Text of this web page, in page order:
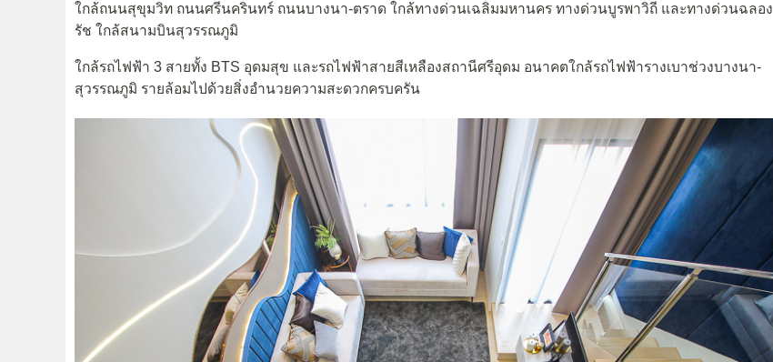
ใกล้ถนนสุขุมวิท ถนนศรีนครินทร์ ถนนบางนา-ตราด ใกล้ทางด่วนเฉลิมมหานคร ทางด่วนบูรพาวิถี และทางด่วนฉลอง
รัช ใกล้สนามบินสุวรรณภูมิ
ใกล้รถไฟฟ้า 3 สายทั้ง BTS อุดมสุข และรถไฟฟ้าสายสีเหลืองสถานีศรีอุดม อนาคตใกล้รถไฟฟ้ารางเบาช่วงบางนา-
สุวรรณภูมิ รายล้อมไปด้วยสิ่งอำนวยความสะดวกครบครัน